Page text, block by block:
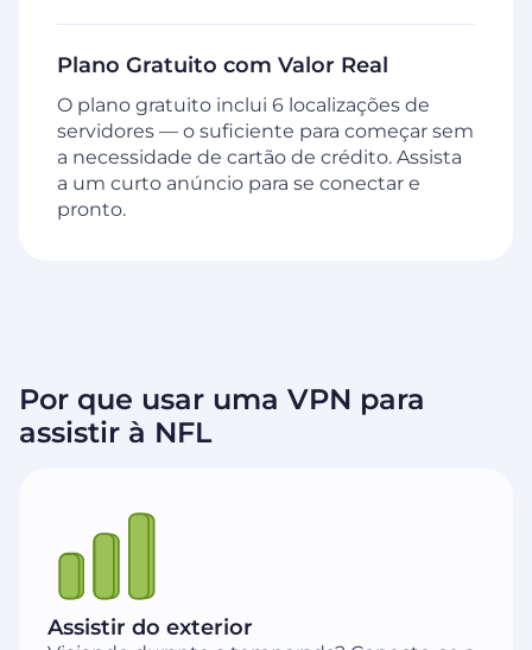
Plano Gratuito com Valor Real
O plano gratuito inclui 6 localizações de
servidores — o suficiente para começar sem
a necessidade de cartão de crédito. Assista
a um curto anúncio para se conectar e
pronto.
Por que usar uma VPN para
assistir à NFL
Assistir do exterior